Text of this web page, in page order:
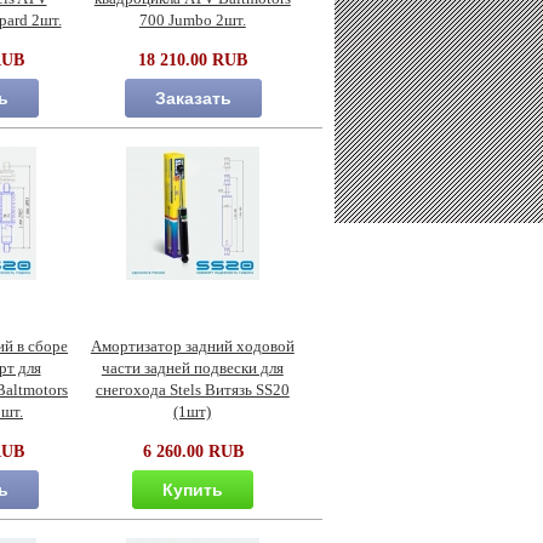
2шт.
700 Jumbo 2шт.
18 210.00 RUB
Заказать
в сборе
для
Амортизатор задний ходовой
части задней подвески для
снегохода Stels Витязь SS20
(1шт)
6 260.00 RUB
Купить